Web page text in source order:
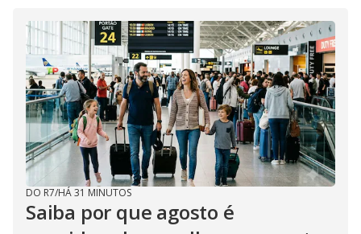
DO R7/HÁ 31 MINUTOS
Saiba por que agosto é